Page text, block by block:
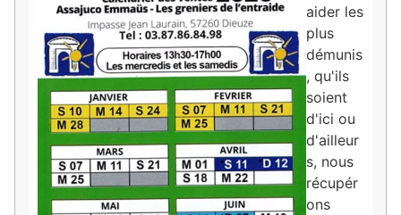
aider les
plus
démunis
, qu'ils
soient
d'ici ou
d'ailleur
s, nous
récupér
ons